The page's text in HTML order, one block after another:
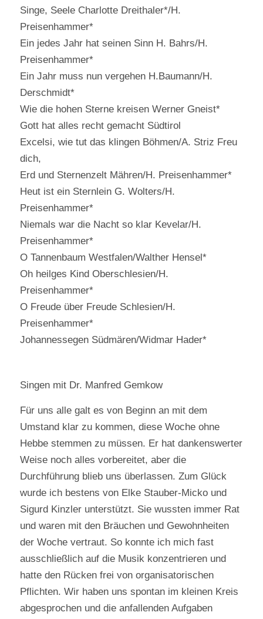
Singe, Seele Charlotte Dreithaler*/H.
Preisenhammer*
Ein jedes Jahr hat seinen Sinn H. Bahrs/H.
Preisenhammer*
Ein Jahr muss nun vergehen H.Baumann/H.
Derschmidt*
Wie die hohen Sterne kreisen Werner Gneist*
Gott hat alles recht gemacht Südtirol
Excelsi, wie tut das klingen Böhmen/A. Striz Freu
dich,
Erd und Sternenzelt Mähren/H. Preisenhammer*
Heut ist ein Sternlein G. Wolters/H.
Preisenhammer*
Niemals war die Nacht so klar Kevelar/H.
Preisenhammer*
O Tannenbaum Westfalen/Walther Hensel*
Oh heilges Kind Oberschlesien/H.
Preisenhammer*
O Freude über Freude Schlesien/H.
Preisenhammer*
Johannessegen Südmären/Widmar Hader*
Singen mit Dr. Manfred Gemkow
Für uns alle galt es von Beginn an mit dem
Umstand klar zu kommen, diese Woche ohne
Hebbe stemmen zu müssen. Er hat dankenswerter
Weise noch alles vorbereitet, aber die
Durchführung blieb uns überlassen. Zum Glück
wurde ich bestens von Elke Stauber-Micko und
Sigurd Kinzler unterstützt. Sie wussten immer Rat
und waren mit den Bräuchen und Gewohnheiten
der Woche vertraut. So konnte ich mich fast
ausschließlich auf die Musik konzentrieren und
hatte den Rücken frei von organisatorischen
Pflichten. Wir haben uns spontan im kleinen Kreis
abgesprochen und die anfallenden Aufgaben